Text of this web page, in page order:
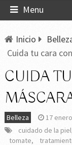
Menu
Inicio
Cuida tu cara
CUIDA
Belleza 17
cuidado de la piel
tomate,